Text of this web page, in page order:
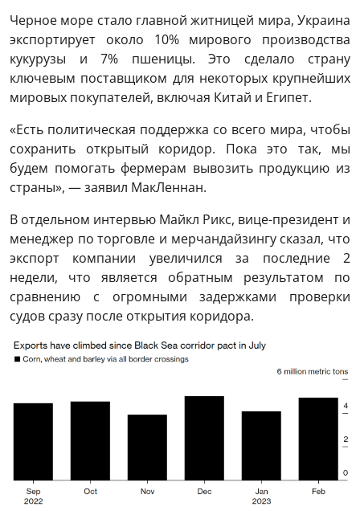
Черное море стало главной житницей мира, Украина
экспортирует около 10% мирового производства
кукурузы и 7% пшеницы. Это сделало страну
ключевым поставщиком для некоторых крупнейших
мировых покупателей, включая Китай и Египет.
«Есть политическая поддержка со всего мира, чтобы
сохранить открытый коридор. Пока это так, мы
будем помогать фермерам вывозить продукцию из
страны», — заявил МакЛеннан.
В отдельном интервью Майкл Рикс, вице-президент и
менеджер по торговле и мерчандайзингу сказал, что
экспорт компании увеличился за последние 2
недели, что является обратным результатом по
сравнению с огромными задержками проверки
судов сразу после открытия коридора.